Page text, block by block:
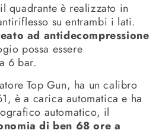
quadrante è realizzato in
su entrambi i lati.
ad antidecompressione
possa essere
6 bar.
Top Gun, ha un calibro
è a carica automatica e ha
automatico, il
di ben 68 ore a